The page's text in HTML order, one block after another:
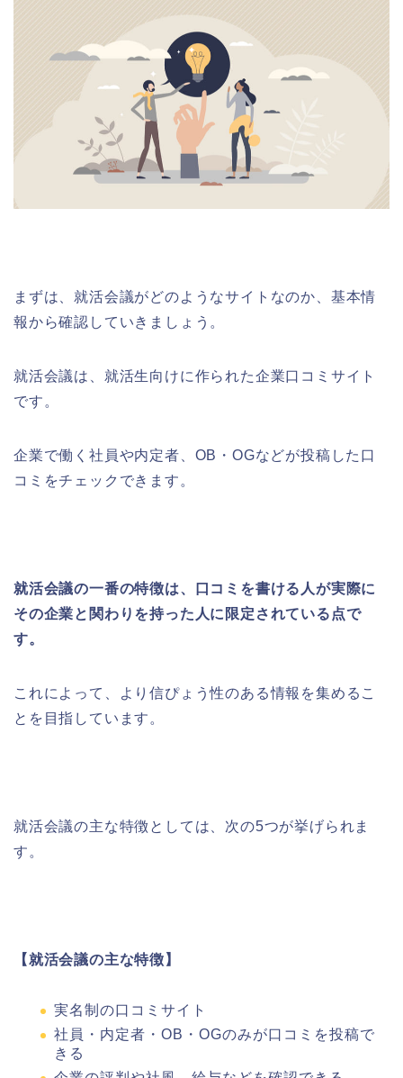
まずは、就活会議がどのようなサイトなのか、基本情
報から確認していきましょう。
就活会議は、就活生向けに作られた企業口コミサイト
です。
企業で働く社員や内定者、OB・OGなどが投稿した口
コミをチェックできます。
就活会議の一番の特徴は、口コミを書ける人が実際に
その企業と関わりを持った人に限定されている点で
す。
これによって、より信ぴょう性のある情報を集めるこ
とを目指しています。
就活会議の主な特徴としては、次の5つが挙げられま
す。
【就活会議の主な特徴】
実名制の口コミサイト
社員・内定者・OB・OGのみが口コミを投稿で
きる